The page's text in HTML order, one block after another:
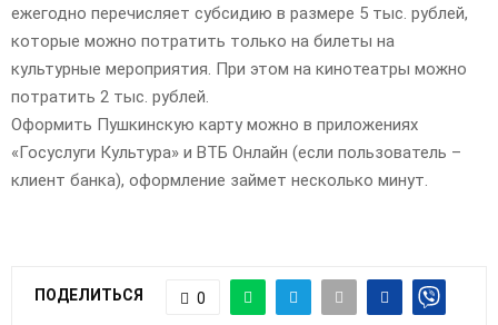
ежегодно перечисляет субсидию в размере 5 тыс. рублей,
которые можно потратить только на билеты на
культурные мероприятия. При этом на кинотеатры можно
потратить 2 тыс. рублей.
Оформить Пушкинскую карту можно в приложениях
«Госуслуги Культура» и ВТБ Онлайн (если пользователь –
клиент банка), оформление займет несколько минут.
ПОДЕЛИТЬСЯ 0